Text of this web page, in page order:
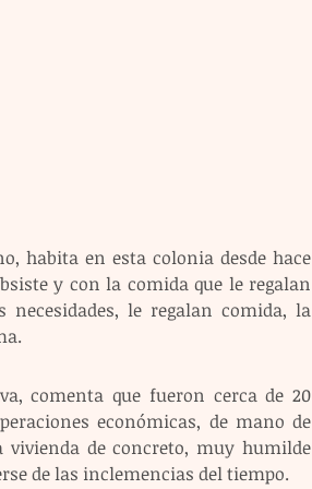
habita en esta colonia desde hace
y con la comida que le regalan
le regalan comida, la
comenta que fueron cerca de 20
económicas, de mano de
de concreto, muy humilde
de las inclemencias del tiempo.